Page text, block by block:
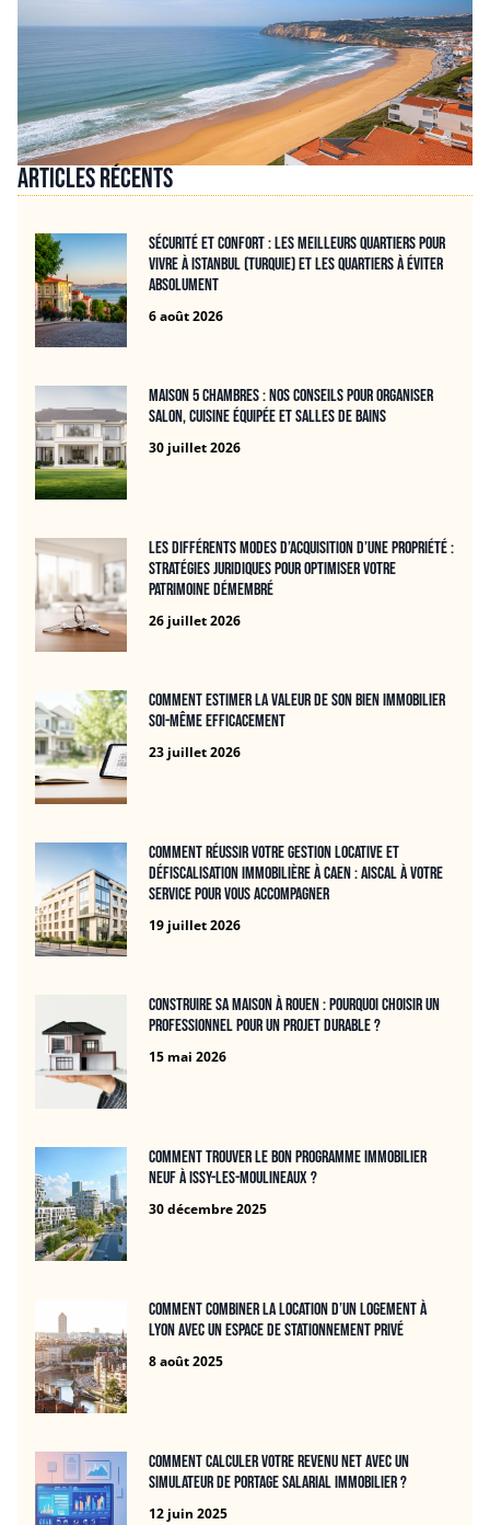
Articles récents
Sécurité et confort : les meilleurs quartiers pour
vivre à Istanbul (Turquie) et les quartiers à éviter
absolument
6 août 2026
Maison 5 chambres : nos conseils pour organiser
salon, cuisine équipée et salles de bains
30 juillet 2026
Les différents modes d’acquisition d’une propriété :
stratégies juridiques pour optimiser votre
patrimoine démembré
26 juillet 2026
Comment estimer la valeur de son bien immobilier
soi-même efficacement
23 juillet 2026
Comment réussir votre gestion locative et
défiscalisation immobilière à Caen : Aiscal à votre
service pour vous accompagner
19 juillet 2026
Construire sa maison à Rouen : pourquoi choisir un
professionnel pour un projet durable ?
15 mai 2026
Comment trouver le bon programme immobilier
neuf à Issy-les-Moulineaux ?
30 décembre 2025
Comment combiner la location d’un logement à
Lyon avec un espace de stationnement privé
8 août 2025
Comment calculer votre revenu net avec un
simulateur de portage salarial immobilier ?
12 juin 2025